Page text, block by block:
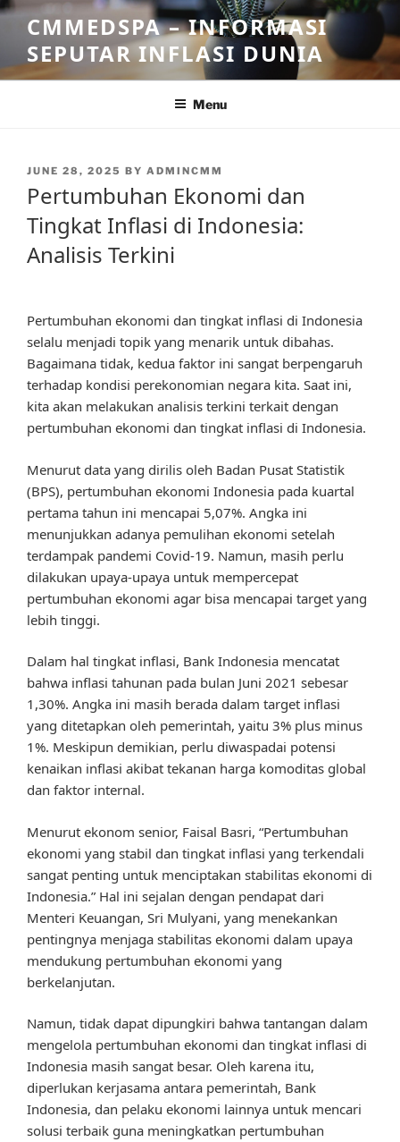
Skip
content
CMMEDSPA – INFORMASI
SEPUTAR INFLASI DUNIA
Menu
POSTED
JUNE 28, 2025 BY ADMINCMM
Pertumbuhan Ekonomi dan
Tingkat Inflasi di Indonesia:
Analisis Terkini
Pertumbuhan ekonomi dan tingkat inflasi di Indonesia
selalu menjadi topik yang menarik untuk dibahas.
Bagaimana tidak, kedua faktor ini sangat berpengaruh
terhadap kondisi perekonomian negara kita. Saat ini,
kita akan melakukan analisis terkini terkait dengan
pertumbuhan ekonomi dan tingkat inflasi di Indonesia.
Menurut data yang dirilis oleh Badan Pusat Statistik
(BPS), pertumbuhan ekonomi Indonesia pada kuartal
pertama tahun ini mencapai 5,07%. Angka ini
menunjukkan adanya pemulihan ekonomi setelah
terdampak pandemi Covid-19. Namun, masih perlu
dilakukan upaya-upaya untuk mempercepat
pertumbuhan ekonomi agar bisa mencapai target yang
lebih tinggi.
Dalam hal tingkat inflasi, Bank Indonesia mencatat
bahwa inflasi tahunan pada bulan Juni 2021 sebesar
1,30%. Angka ini masih berada dalam target inflasi
yang ditetapkan oleh pemerintah, yaitu 3% plus minus
1%. Meskipun demikian, perlu diwaspadai potensi
kenaikan inflasi akibat tekanan harga komoditas global
dan faktor internal.
Menurut ekonom senior, Faisal Basri, “Pertumbuhan
ekonomi yang stabil dan tingkat inflasi yang terkendali
sangat penting untuk menciptakan stabilitas ekonomi di
Indonesia.” Hal ini sejalan dengan pendapat dari
Menteri Keuangan, Sri Mulyani, yang menekankan
pentingnya menjaga stabilitas ekonomi dalam upaya
mendukung pertumbuhan ekonomi yang
berkelanjutan.
Namun, tidak dapat dipungkiri bahwa tantangan dalam
mengelola pertumbuhan ekonomi dan tingkat inflasi di
Indonesia masih sangat besar. Oleh karena itu,
diperlukan kerjasama antara pemerintah, Bank
Indonesia, dan pelaku ekonomi lainnya untuk mencari
solusi terbaik guna meningkatkan pertumbuhan